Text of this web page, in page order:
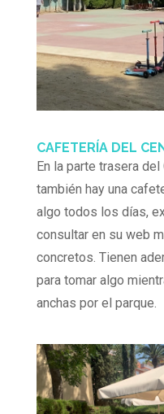
CAFETERÍA DEL
En la parte trasera
también hay una
algo todos los días,
consultar en su web
concretos. Tienen
para tomar algo
anchas por el parque.